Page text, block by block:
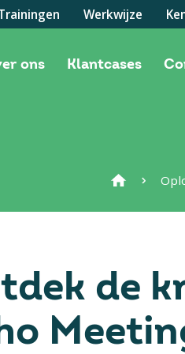
Werkwijze
ons Klantcases
de